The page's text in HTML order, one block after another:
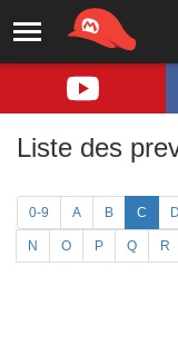
Liste des
0-9 A B C D
N O P Q R